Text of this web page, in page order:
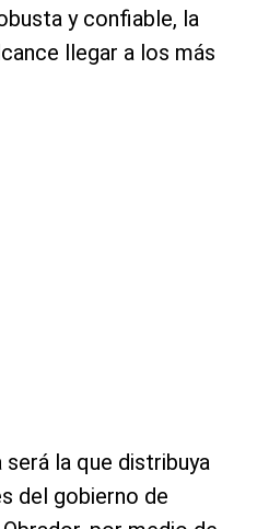
y confiable, la
llegar a los más
la que distribuya
del gobierno de